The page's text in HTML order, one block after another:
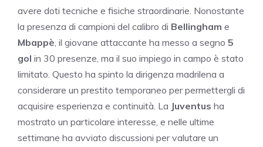
avere doti tecniche e fisiche straordinarie. Nonostante
la presenza di campioni del calibro di Bellingham e
Mbappè , il giovane attaccante ha messo a segno 5
gol in 30 presenze, ma il suo impiego in campo è stato
limitato. Questo ha spinto la dirigenza madrilena a
considerare un prestito temporaneo per permettergli di
acquisire esperienza e continuità. La Juventus ha
mostrato un particolare interesse, e nelle ultime
settimane ha avviato discussioni per valutare un